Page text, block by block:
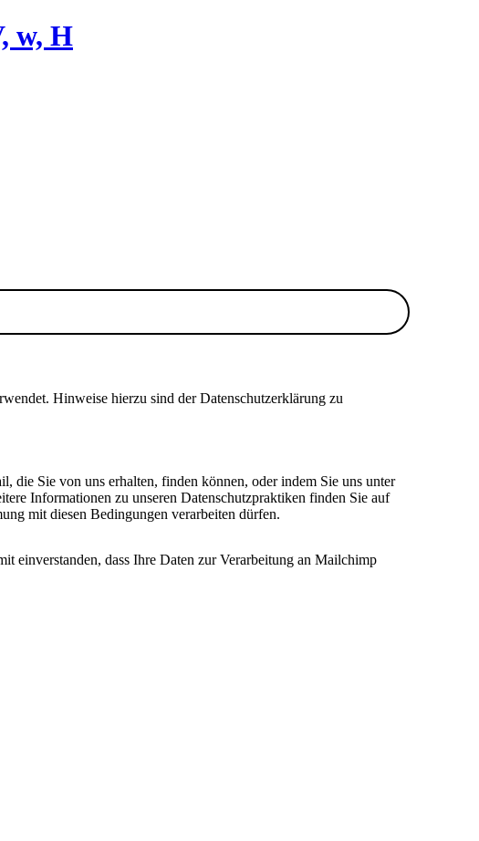
w, H
Hinweise hierzu sind der Datenschutzerklärung zu
die Sie von uns erhalten, finden können, oder indem Sie uns unter
Informationen zu unseren Datenschutzpraktiken finden Sie auf
mit diesen Bedingungen verarbeiten dürfen.
einverstanden, dass Ihre Daten zur Verarbeitung an Mailchimp